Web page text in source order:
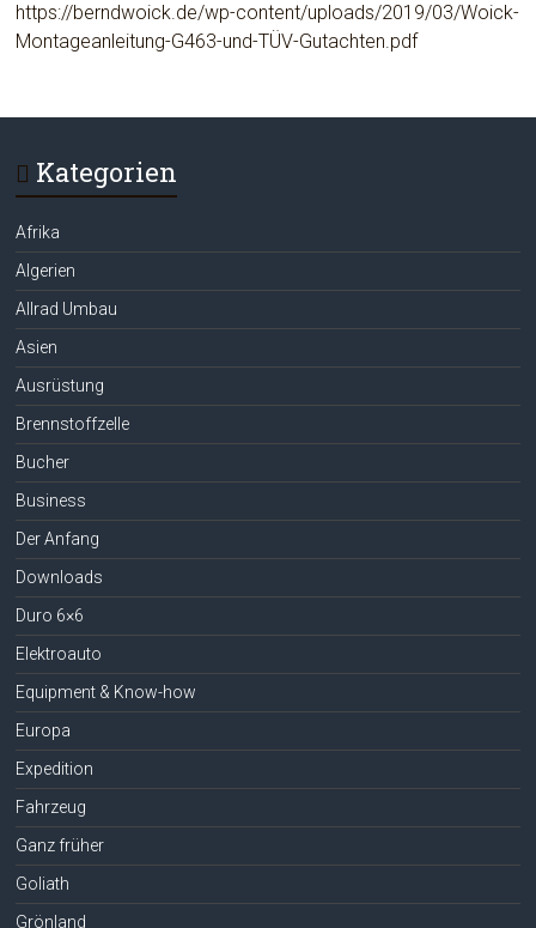
https://berndwoick.de/wp-content/uploads/2019/03/Woick-
Montageanleitung-G463-und-TÜV-Gutachten.pdf
Kategorien
Afrika
Algerien
Allrad Umbau
Asien
Ausrüstung
Brennstoffzelle
Bucher
Business
Der Anfang
Downloads
Duro 6×6
Elektroauto
Equipment & Know-how
Europa
Expedition
Fahrzeug
Ganz früher
Goliath
Grönland